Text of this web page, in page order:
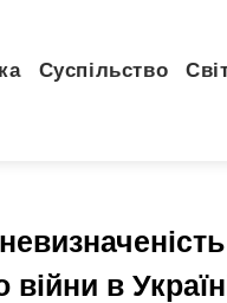
Суспільство
в